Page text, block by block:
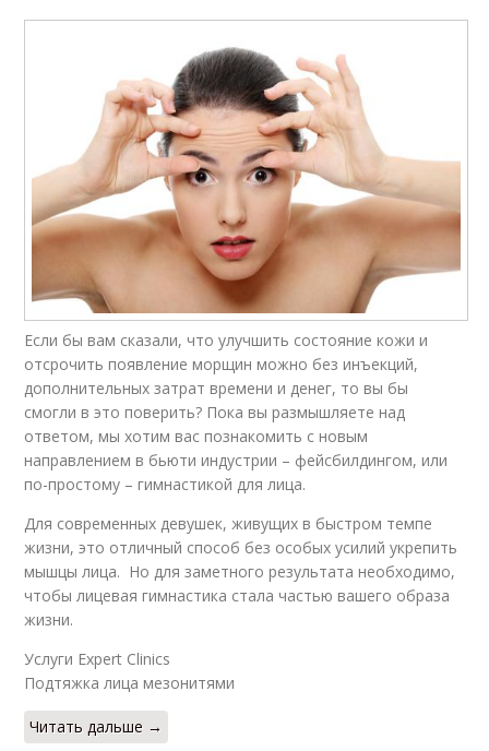
Если бы вам сказали, что улучшить состояние кожи и
отсрочить появление морщин можно без инъекций,
дополнительных затрат времени и денег, то вы бы
смогли в это поверить? Пока вы размышляете над
ответом, мы хотим вас познакомить с новым
направлением в бьюти индустрии – фейсбилдингом, или
по-простому – гимнастикой для лица.
Для современных девушек, живущих в быстром темпе
жизни, это отличный способ без особых усилий укрепить
мышцы лица. Но для заметного результата необходимо,
чтобы лицевая гимнастика стала частью вашего образа
жизни.
Услуги Expert Clinics
Подтяжка лица мезонитями
Читать дальше →